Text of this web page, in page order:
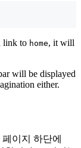
link to home, it will
will be displayed
either.
이지 하단에